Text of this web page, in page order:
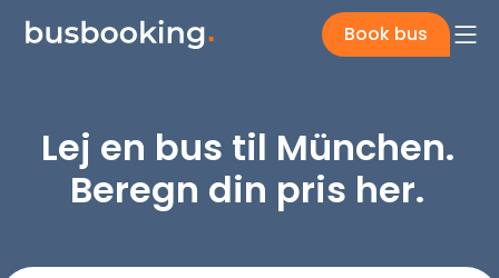
Book bus
Lej en bus til München.
Beregn din pris her.